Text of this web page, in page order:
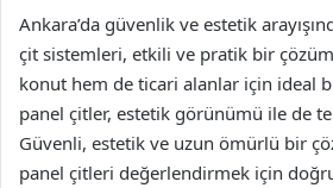
Ankara’da güvenlik ve estetik
çit sistemleri, etkili ve pratik bir
konut hem de ticari alanlar için ideal
panel çitler, estetik görünümü ile de
Güvenli, estetik ve uzun ömürlü bir
panel çitleri değerlendirmek için